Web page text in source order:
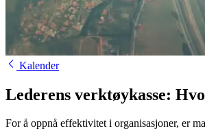
Kalender
Lederens verktøykasse:
For å oppnå effektivitet i organisasjoner, er